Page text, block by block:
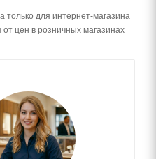
только для интернет-магазина
цен в розничных магазинах